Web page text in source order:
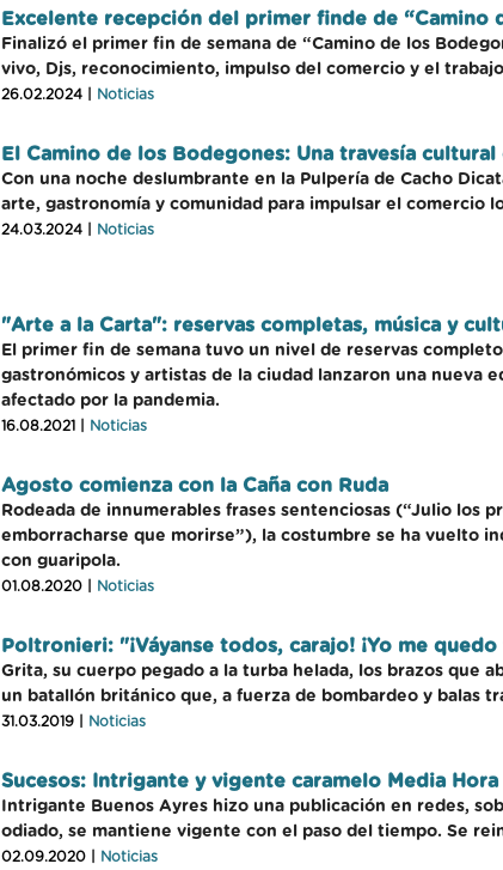
Excelente recepción del primer finde de “Camino
Finalizó el primer fin de semana de “Camino de los
vivo, Djs, reconocimiento, impulso del comercio y el
26.02.2024 | Noticias
El Camino de los Bodegones: Una travesía
Con una noche deslumbrante en la Pulpería de Cacho
arte, gastronomía y comunidad para impulsar el comercio
24.03.2024 | Noticias
"Arte a la Carta": reservas completas, música y
El primer fin de semana tuvo un nivel de reservas
gastronómicos y artistas de la ciudad lanzaron una nueva
afectado por la pandemia.
16.08.2021 | Noticias
Agosto comienza con la Caña con Ruda
Rodeada de innumerables frases sentenciosas (“Julio los
emborracharse que morirse”), la costumbre se ha vuelto
con guaripola.
01.08.2020 | Noticias
Poltronieri: "¡Váyanse todos, carajo! ¡Yo me
Grita, su cuerpo pegado a la turba helada, los brazos que
un batallón británico que, a fuerza de bombardeo y balas
31.03.2019 | Noticias
Sucesos: Intrigante y vigente caramelo Media Hora
Intrigante Buenos Ayres hizo una publicación en redes,
odiado, se mantiene vigente con el paso del tiempo. Se
02.09.2020 | Noticias